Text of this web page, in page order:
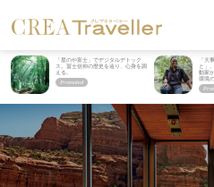
「星のや富士」でデジタルデトック
ス。冨士信仰の歴史を辿り、心身を調
える。
「大
と」
動家
環境